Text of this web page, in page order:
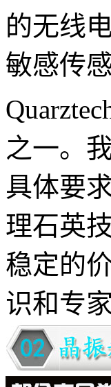
的无线
敏感传
之一。
具体要
理石英
稳定的价
识和专